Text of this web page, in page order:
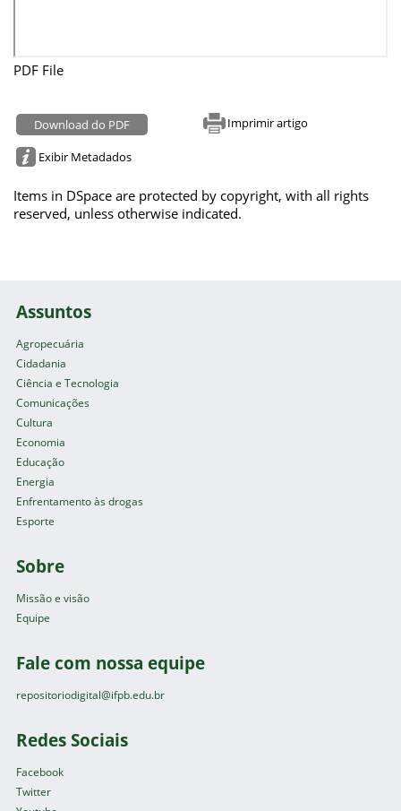
PDF File
Download do PDF Imprimir artigo
Exibir Metadados
Items in DSpace are protected by copyright, with all rights
reserved, unless otherwise indicated.
Assuntos
Agropecuária
Cidadania
Ciência e Tecnologia
Comunicações
Cultura
Economia
Educação
Energia
Enfrentamento às drogas
Esporte
Sobre
Missão e visão
Equipe
Fale com nossa equipe
repositoriodigital@ifpb.edu.br
Redes Sociais
Facebook
Twitter